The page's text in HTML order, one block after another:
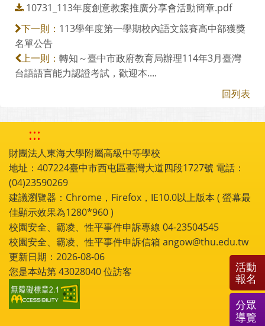
10731_113年度創意教案推廣分享會活動簡章.pdf
下一則： 113學年度第一學期校內語文競賽高中部獲獎
名單公告
上一則： 轉知～臺中市政府教育局辦理114年3月臺灣
台語語言能力認證考試，歡迎本....
回列表
:::
財團法人東海大學附屬高級中等學校
地址：407224臺中市西屯區臺灣大道四段1727號 電話：
(04)23590269
建議瀏覽器：Chrome，Firefox，IE10.0以上版本 ( 螢幕最
佳顯示效果為1280*960 )
校園安全、霸凌、性平事件申訴專線 04-23504545
校園安全、霸凌、性平事件申訴信箱 angow@thu.edu.tw
更新日期：2026-08-06
您是本站第43028040位訪客
活動
報名
分眾
導覽